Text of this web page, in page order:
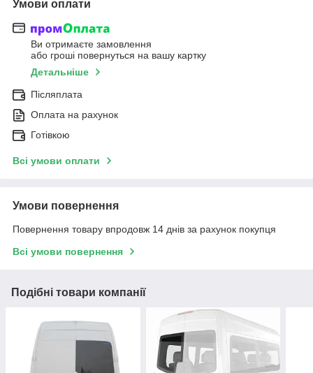
Умови оплати
Ви отримаєте замовлення
або гроші повернуться на вашу картку
Детальніше
Післяплата
Оплата на рахунок
Готівкою
Всі умови оплати
Умови повернення
Повернення товару впродовж 14 днів за рахунок покупця
Всі умови повернення
Подібні товари компанії